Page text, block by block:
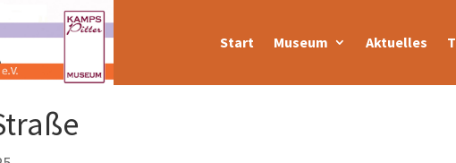
Start Museum Aktuelles